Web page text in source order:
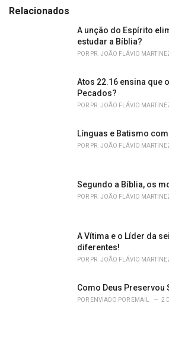
r
:Relacionados
A unção do Espírito
estudar a Bíblia?
POR PR. JOÃO FLÁVIO
Atos 22.16 ensina que
Pecados?
POR PR. JOÃO FLÁVIO
Línguas e Batismo
POR PR. JOÃO FLÁVIO
Segundo a Bíblia, os
POR PR. JOÃO FLÁVIO
A Vítima e o Líder da
diferentes!
POR PR. JOÃO FLÁVIO
Como Deus Preservou
POR ENVIADO POR EMAIL 2